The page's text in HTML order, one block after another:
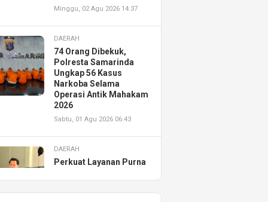
Minggu, 02 Agu 2026 14:37
DAERAH
74 Orang Dibekuk,
Polresta Samarinda
Ungkap 56 Kasus
Narkoba Selama
Operasi Antik Mahakam
2026
Sabtu, 01 Agu 2026 06:43
DAERAH
Perkuat Layanan Purna
Resmikan AHASS